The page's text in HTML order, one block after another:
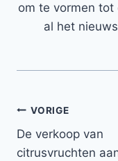
om te vormen
al het
Bericht
navigatie
VORIGE
De verkoop van
citrusvruchten